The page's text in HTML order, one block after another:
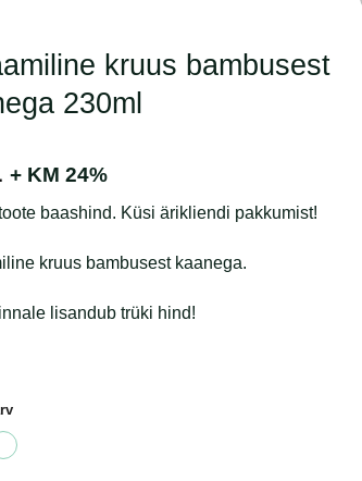
kruus bambusest
230ml
+ KM 24%
baashind. Küsi ärikliendi pakkumist!
kruus bambusest kaanega.
lisandub trüki hind!